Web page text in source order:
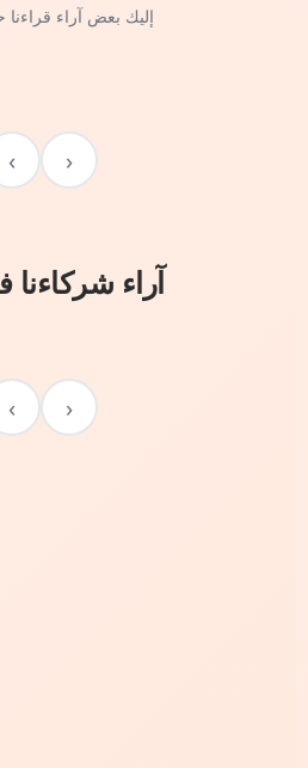
إليك بعض آراء قراءنا
‹
›
آراء شركاءنا
‹
›